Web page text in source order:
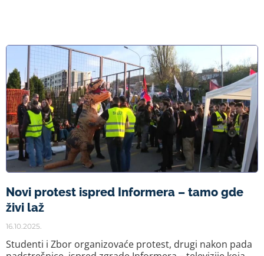
Novi protest ispred Informera – tamo gde
živi laž
16.10.2025.
Studenti i Zbor organizovaće protest, drugi nakon pada